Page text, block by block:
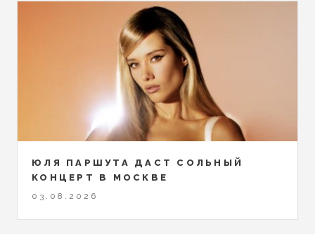
ЮЛЯ ПАРШУТА ДАСТ СОЛЬНЫЙ
КОНЦЕРТ В МОСКВЕ
03.08.2026